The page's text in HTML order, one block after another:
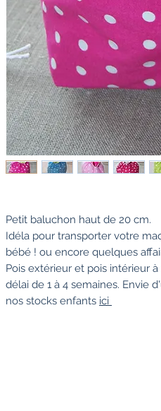
Petit baluchon haut de 20 cm.
Idéla pour transporter votre
bébé ! ou encore quelques
Pois extérieur et pois intérieur à
délai de 1 à 4 semaines. Envie
nos stocks enfants ici